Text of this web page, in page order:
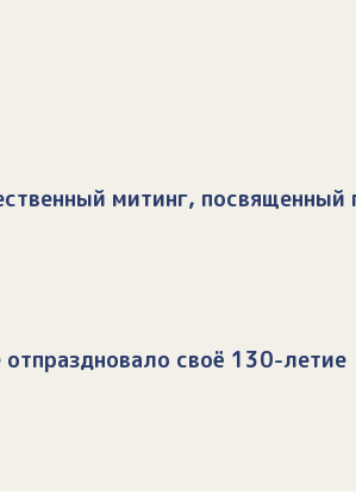
митинг, посвященный
своё 130-летие